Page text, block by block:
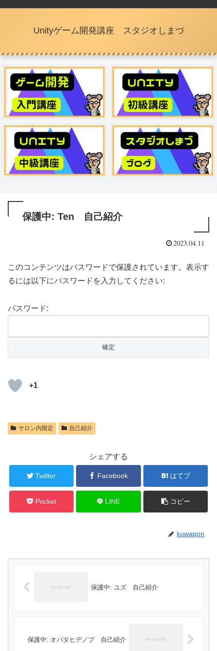
Unityゲーム開発講座 スタジオしまづ
保護中: Ten 自己紹介
2023.04.11
このコンテンツはパスワードで保護されています。表示す
るには以下にパスワードを入力してください:
パスワード:
+1
サロン内限定 自己紹介
シェアする
Twitter Facebook はてブ
Pocket LINE コピー
kuwapon
保護中: ユズ 自己紹介
保護中: オバタヒデノブ 自己紹介